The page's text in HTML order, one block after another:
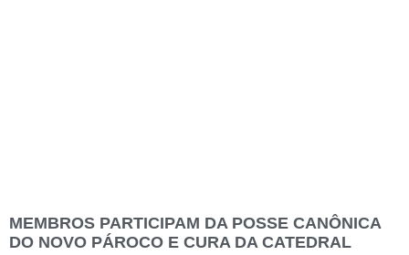
MEMBROS PARTICIPAM DA POSSE CANÔNICA
DO NOVO PÁROCO E CURA DA CATEDRAL